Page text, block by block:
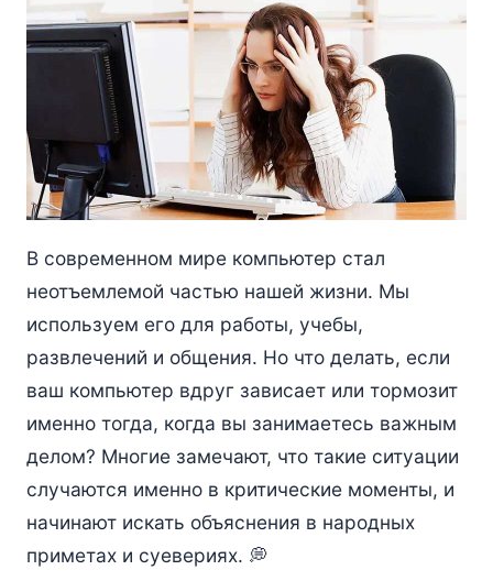
В современном мире компьютер стал
неотъемлемой частью нашей жизни. Мы
используем его для работы, учебы,
развлечений и общения. Но что делать, если
ваш компьютер вдруг зависает или тормозит
именно тогда, когда вы занимаетесь важным
делом? Многие замечают, что такие ситуации
случаются именно в критические моменты, и
начинают искать объяснения в народных
приметах и суевериях. 💭